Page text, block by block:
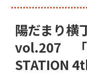
陽だまり
vol.207 「
STATION